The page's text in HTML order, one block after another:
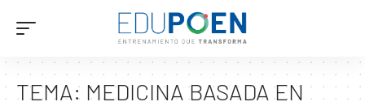
TEMA: MEDICINA BASADA EN